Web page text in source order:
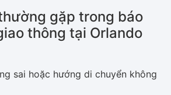
gặp trong báo
thông tại Orlando
sai hoặc hướng di chuyển không